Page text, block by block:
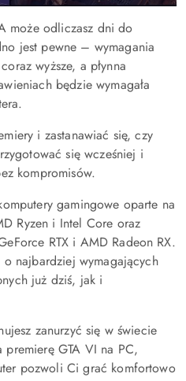
może odliczasz dni do
jest pewne – wymagania
wyższe, a płynna
będzie wymagała
i zastanawiać się, czy
się wcześniej i
kompromisów.
gamingowe oparte na
Ryzen i Intel Core oraz
RTX i AMD Radeon RX.
o najbardziej wymagających
już dziś, jak i
zanurzyć się w świecie
GTA VI na PC,
pozwoli Ci grać komfortowo